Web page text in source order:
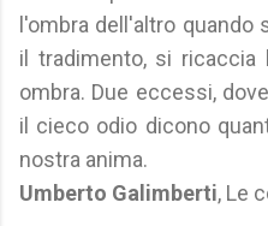
l'ombra dell'altro quando
il tradimento, si ricaccia
ombra. Due eccessi,
il cieco odio dicono
nostra anima.
Umberto Galimberti, Le